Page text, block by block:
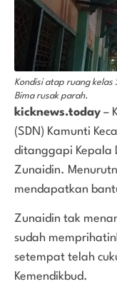
Kondisi atap ruang kelas
Bima rusak parah.
kicknews.today –
(SDN) Kamunti
ditanggapi Kepala
Zunaidin.
mendapatkan
Zunaidin tak
sudah
setempat telah
Kemendikbud.